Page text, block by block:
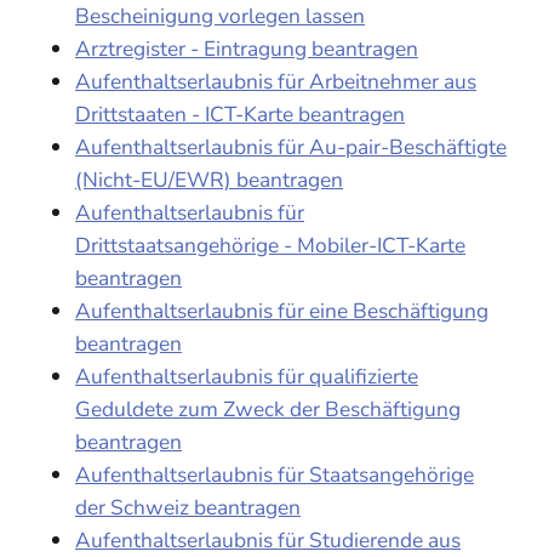
Bescheinigung vorlegen lassen
Arztregister - Eintragung beantragen
Aufenthaltserlaubnis für Arbeitnehmer aus
Drittstaaten - ICT-Karte beantragen
Aufenthaltserlaubnis für Au-pair-Beschäftigte
(Nicht-EU/EWR) beantragen
Aufenthaltserlaubnis für
Drittstaatsangehörige - Mobiler-ICT-Karte
beantragen
Aufenthaltserlaubnis für eine Beschäftigung
beantragen
Aufenthaltserlaubnis für qualifizierte
Geduldete zum Zweck der Beschäftigung
beantragen
Aufenthaltserlaubnis für Staatsangehörige
der Schweiz beantragen
Aufenthaltserlaubnis für Studierende aus